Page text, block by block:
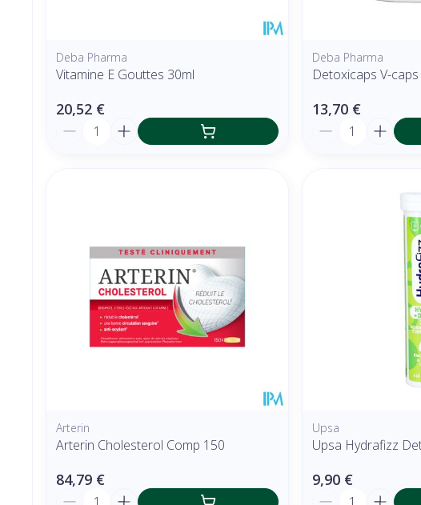
Deba Pharma
Vitamine E Gouttes 30ml
20,52 €
Quantité
Deba Pharma
Detoxicaps V-
13,70 €
Quantité
Arterin
Arterin Cholesterol Comp 150
84,79 €
Quantité
Upsa
Upsa Hydrafizz
9,90 €
Quantité